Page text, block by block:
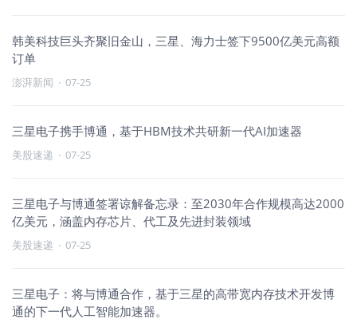
韩美科技巨头齐聚旧金山，三星、海力士签下9500亿美元高额
订单
澎湃新闻 · 07-25
三星电子携手博通，基于HBM技术共研新一代AI加速器
美股速递 · 07-25
三星电子与博通签署谅解备忘录：至2030年合作规模高达2000
亿美元，涵盖内存芯片、代工及先进封装领域
美股速递 · 07-25
三星电子：将与博通合作，基于三星的高带宽内存技术开发博
通的下一代人工智能加速器。